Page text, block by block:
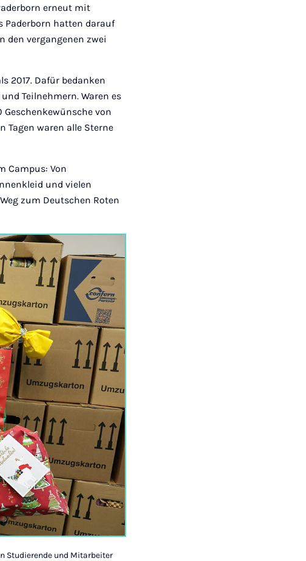
erneut mit
Paderborn hatten darauf
den vergangenen zwei
2017. Dafür bedanken
Teilnehmern. Waren es
von
Tagen waren alle Sterne
Campus: Von
und vielen
zum Deutschen Roten
Studierende und Mitarbeiter